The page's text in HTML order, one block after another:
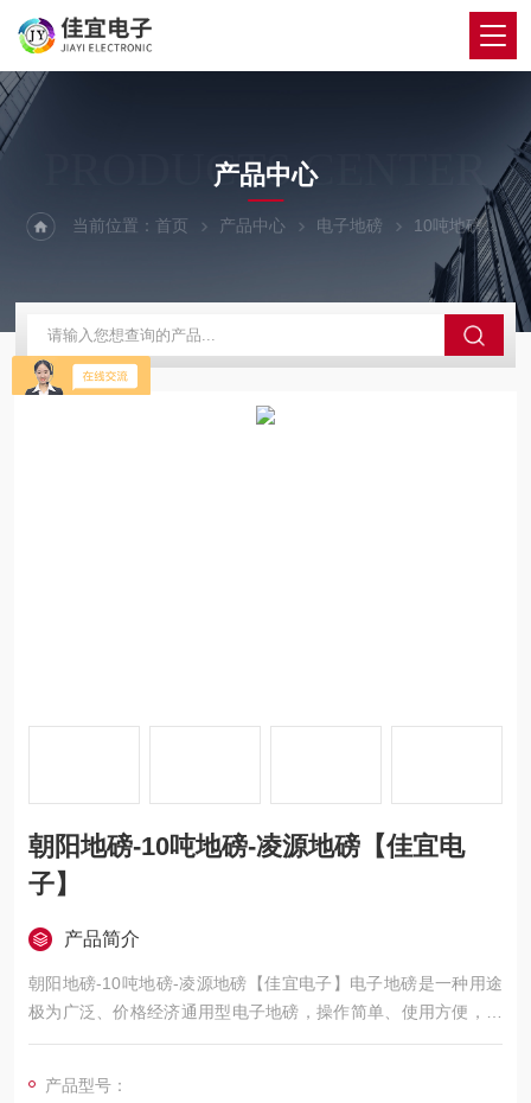
PRODUCTS CENTER
产品中心
当前位置：首页 产品中心 电子地磅 10吨地磅
朝阳地磅-10吨地磅-凌源地磅【佳宜电
子】
产品简介
朝阳地磅-10吨地磅-凌源地磅【佳宜电子】电子地磅是一种用途
极为广泛、价格经济通用型电子地磅，操作简单、使用方便，适
用于工厂、车站、港口、仓库、矿山，石油化工、及各类大宗货
产品型号：